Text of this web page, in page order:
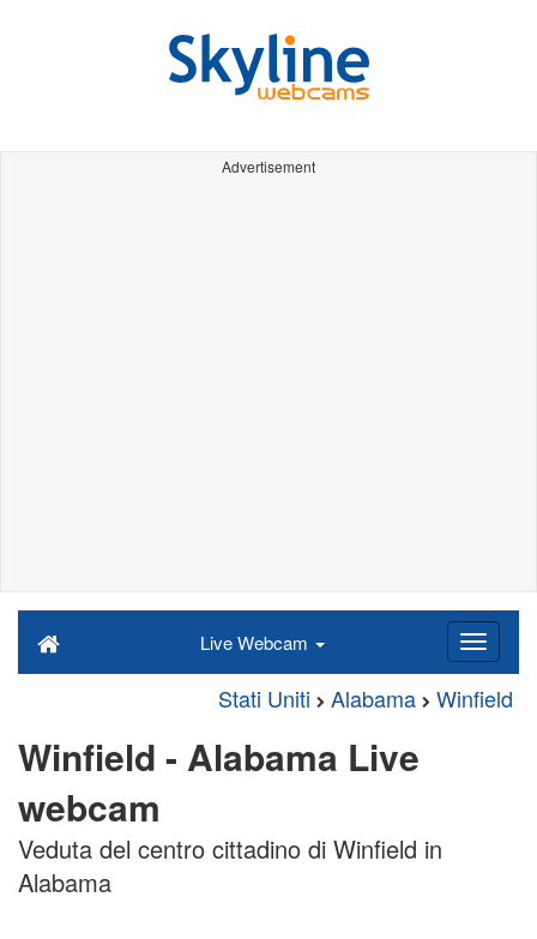
Advertisement
Live Webcam
Stati Uniti Alabama Winfield
Winfield - Alabama Live
webcam
Veduta del centro cittadino di Winfield in
Alabama